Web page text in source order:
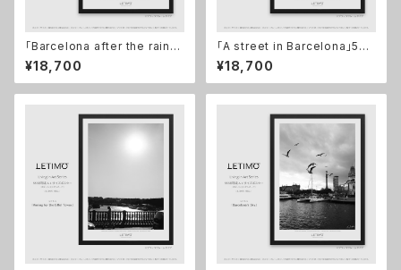
「Barcelona after the rain」5
55部限定A1サイズポスター ■
配送まで2週間
¥18,700
「A street in Barcelona」555
部限定A1サイズポスター ■配
送まで2週間
¥18,700